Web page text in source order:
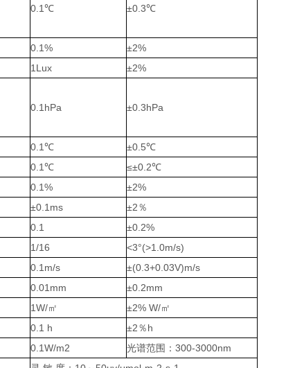
0.1℃ ±0.3℃
0.1%
±2%
1Lux ±2%
0.1hPa ±0.3hPa
0.1℃
±0.5℃
0.1℃
≤±0.2℃
0.1%
±2%
±0.1ms
±2％
0.1
±0.2%
1/16
<3°(>1.0m/s)
0.1m/s
±(0.3+0.03V)m/s
0.01mm
±0.2mm
1W/㎡
±2% W/㎡
0.1 h
±2％h
0.1W/m2
光谱范围：300-3000nm